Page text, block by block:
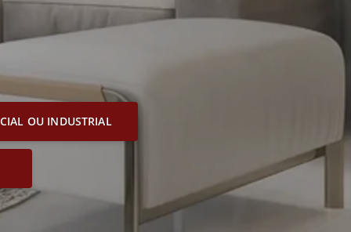
OU INDUSTRIAL